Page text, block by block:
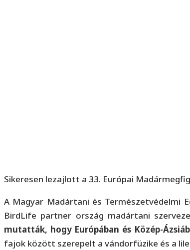
Sikeresen lezajlott a 33. Európai
A Magyar Madártani és Természetvédelmi
BirdLife partner ország madártani
mutatták, hogy Európában és Közép-
fajok között szerepelt a vándorfüzike és a